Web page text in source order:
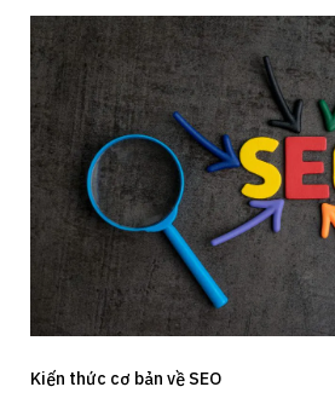
Kiến thức cơ bản về SEO